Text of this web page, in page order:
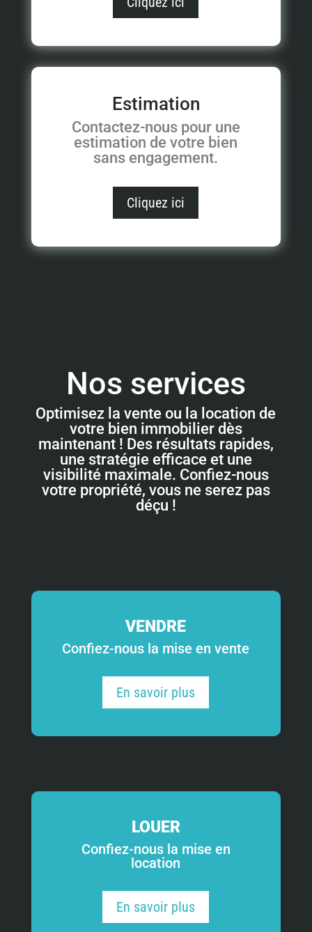
Estimation
Contactez-nous pour une
estimation de votre bien
sans engagement.
Cliquez ici
Nos services
Optimisez la vente ou la location de
votre bien immobilier dès
maintenant ! Des résultats rapides,
une stratégie efficace et une
visibilité maximale. Confiez-nous
votre propriété, vous ne serez pas
déçu !
VENDRE
Confiez-nous la mise en vente
En savoir plus
LOUER
Confiez-nous la mise en
location
En savoir plus